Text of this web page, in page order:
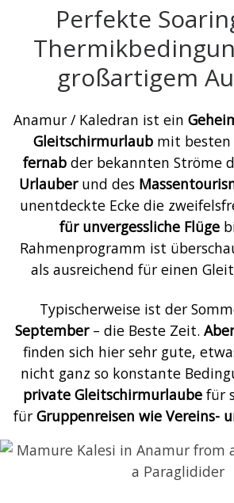
Perfekte
großartigem
Anamur / Kaledran ist ein
Gleitschirmurlaubmit besten
fernabder bekannten Ströme
Urlauberund des
unentdeckte Ecke die
für unvergessliche Flüge
Rahmenprogramm ist
als ausreichend für einen
Typischerweise ist der
September– die Beste Zeit.
finden sich hier sehr gute,
nicht ganz so konstante
private Gleitschirmurlaubefür
für Gruppenreisen wie Vereins-